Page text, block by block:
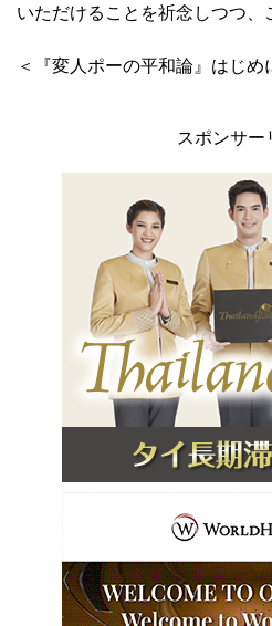
いただけることを祈念しつつ、
＜『変人ポーの平和論』はじめ
スポンサー